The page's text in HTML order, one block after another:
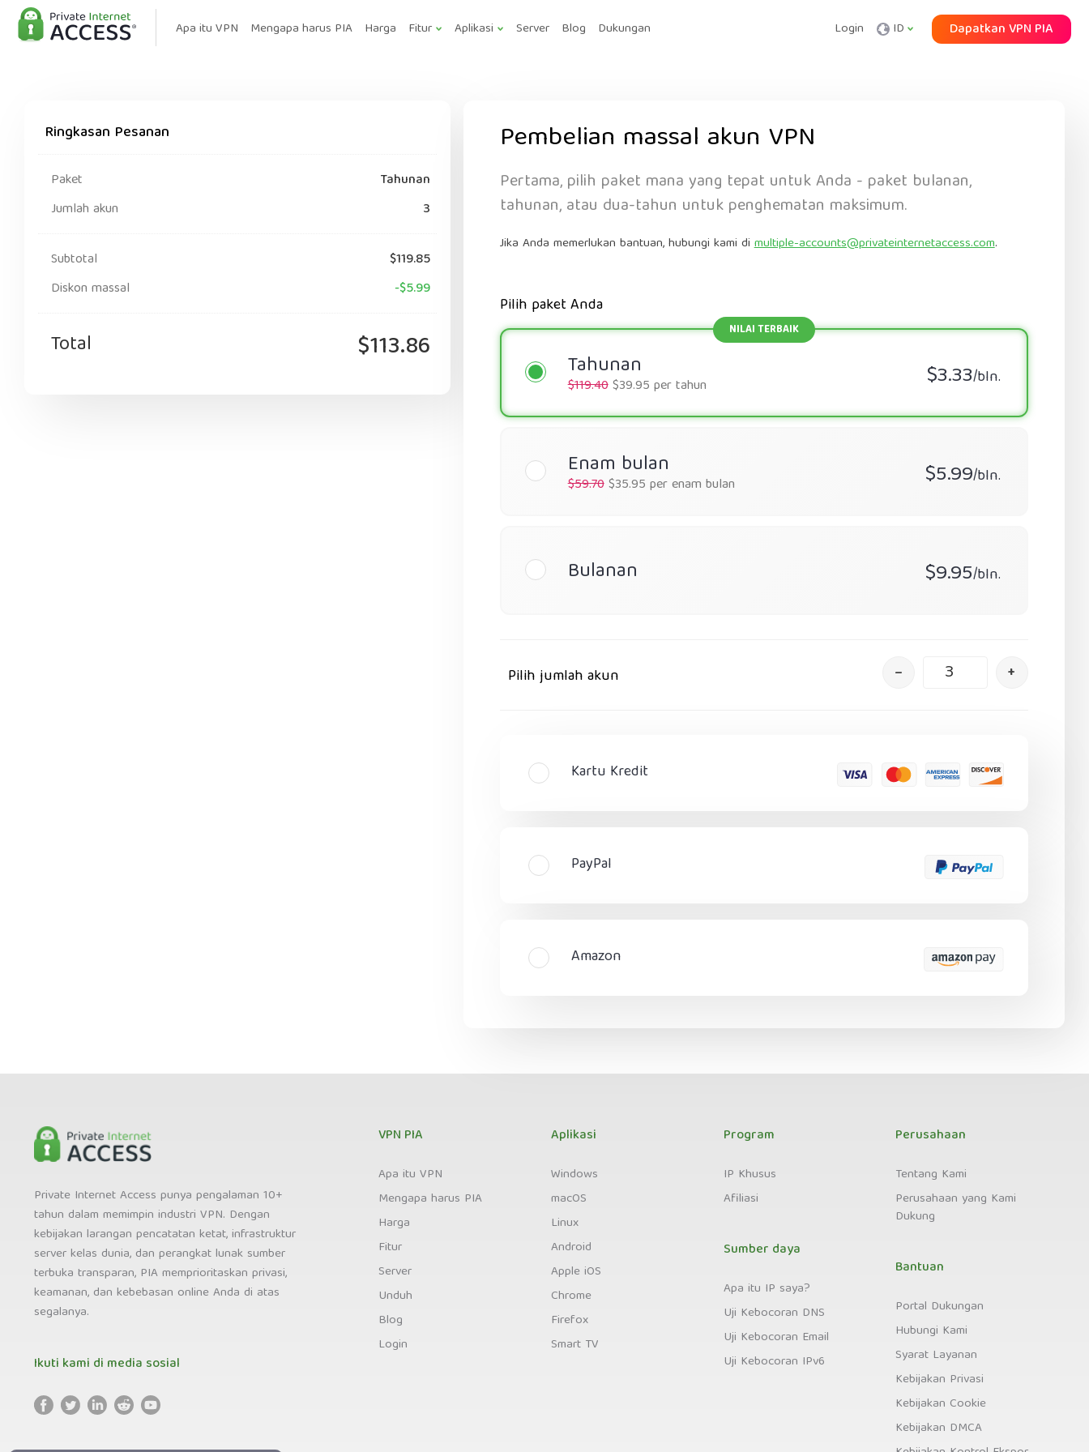
Apa itu VPN Mengapa harus PIA Harga Fitur Aplikasi Server Blog Dukungan Login ID Dapatkan VPN PIA
Ringkasan Pesanan
Paket
Tahunan
Jumlah akun
3
Subtotal
$119.85
Diskon massal
-$5.99
Total $113.86
Pembelian massal akun VPN
Pertama, pilih paket mana yang tepat untuk Anda - paket bulanan,
tahunan, atau dua-tahun untuk penghematan maksimum.
Jika Anda memerlukan bantuan, hubungi kami dimultiple-accounts@privateinternetaccess.com.
Pilih paket Anda
Tahunan $3.33/bln.
$119.40$39.95 per tahun
Enam bulan $5.99/bln.
$59.70$35.95 per enam bulan
Bulanan $9.95/bln.
Pilih jumlah akun – +
Kartu Kredit
PayPal
Amazon
Private Internet Access punya pengalaman 10+
tahun dalam memimpin industri VPN. Dengan
kebijakan larangan pencatatan ketat, infrastruktur
server kelas dunia, dan perangkat lunak sumber
terbuka transparan, PIA memprioritaskan privasi,
keamanan, dan kebebasan online Anda di atas
segalanya.
Ikuti kami di media sosial
VPN PIA
Apa itu VPN
Mengapa harus PIA
Harga
Fitur
Server
Unduh
Blog
Login
Aplikasi
Windows
macOS
Linux
Android
Apple iOS
Chrome
Firefox
Smart TV
Program
IP Khusus
Afiliasi
Sumber daya
Apa itu IP saya?
Uji Kebocoran DNS
Uji Kebocoran Email
Uji Kebocoran IPv6
Perusahaan
Tentang Kami
Perusahaan yang Kami
Dukung
Bantuan
Portal Dukungan
Hubungi Kami
Syarat Layanan
Kebijakan Privasi
Kebijakan Cookie
Kebijakan DMCA